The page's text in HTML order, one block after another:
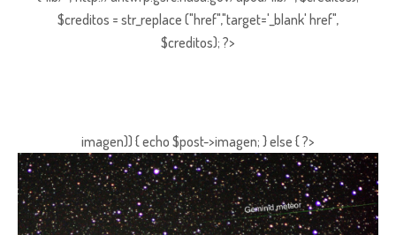
$creditos = str_replace ("href","target='_blank' href",
$creditos); ?>
imagen)) { echo $post->imagen; } else { ?>